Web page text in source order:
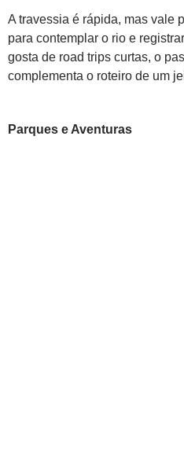
A travessia é rápida, mas vale
para contemplar o rio e
gosta de road trips curtas, o
complementa o roteiro de um
Parques e Aventuras